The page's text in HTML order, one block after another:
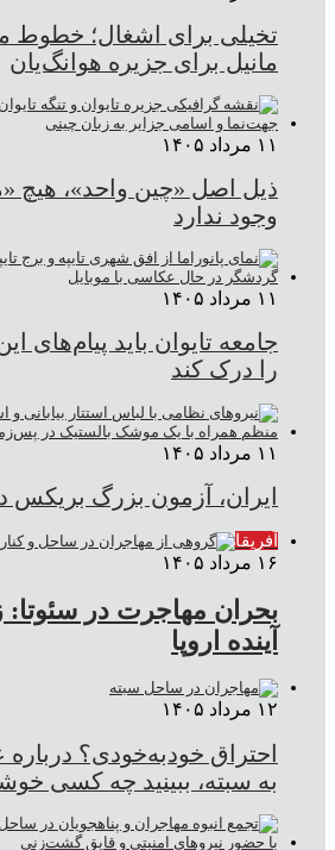
تخیلی برای اشغال؛ خطوط
مانیل برای جزیره هوانگ‌یان
۱۱ مرداد ۱۴۰۵
ذیل اصل «چین واحد»، هیچ
وجود ندارد
۱۱ مرداد ۱۴۰۵
جامعه تایوان باید
را درک کند
۱۱ مرداد ۱۴۰۵
ایران، آزمون بزرگ بریکس
آفریقا
۱۶ مرداد ۱۴۰۵
بحران مهاجرت در
آینده اروپا
۱۲ مرداد ۱۴۰۵
احتراق خودبه‌خودی؟
به سبته، ببینید چه کسی